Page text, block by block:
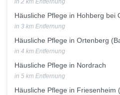
in 2 km Entfernung
Häusliche Pflege in Hohberg bei
in 3 km Entfernung
Häusliche Pflege in Ortenberg
in 4 km Entfernung
Häusliche Pflege in Nordrach
in 5 km Entfernung
Häusliche Pflege in Friesenheim